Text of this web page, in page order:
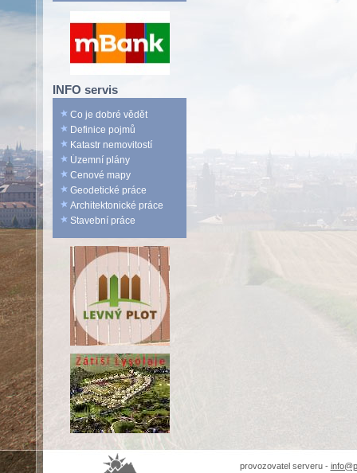
INFO servis
Co je dobré vědět
Definice pojmů
Katastr nemovitostí
Územní plány
Cenové mapy
Geodetické práce
Architektonické práce
Stavební práce
provozovatel serveru -